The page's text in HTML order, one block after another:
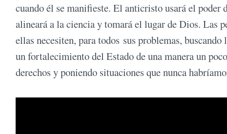
cuando él se manifieste. El anticristo usará el poder
alineará a la ciencia y tomará el lugar de Dios. Las
ellas necesiten, para todos sus problemas,
un fortalecimiento del Estado de una manera un
derechos y poniendo situaciones que nunca